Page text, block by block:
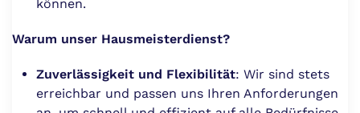
können.
Warum unser Hausmeisterdienst?
Zuverlässigkeit und Flexibilität: Wir sind stets
erreichbar und passen uns Ihren Anforderungen